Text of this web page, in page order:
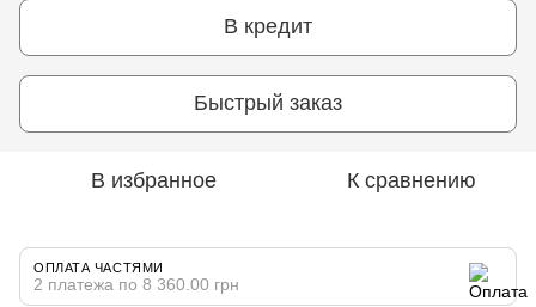
В кредит
Быстрый заказ
В избранное К сравнению
ОПЛАТА ЧАСТЯМИ
2 платежа по 8 360.00 грн